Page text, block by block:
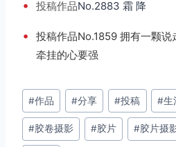
• 投稿作品No.2883 霜 降
•
投稿作品No.1859 拥有一颗
牵挂的心要强
文
章
标
#作品 #分享 #投稿 #生
#胶卷摄影 #胶片 #胶片摄